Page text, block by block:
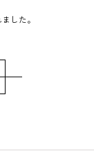
した。